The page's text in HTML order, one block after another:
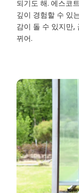
되기도 해. 에스코
깊이 경험할 수 있
감이 돌 수 있지만,
뀌어.